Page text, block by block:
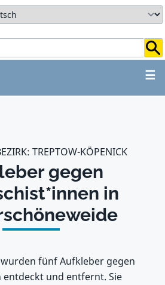
☰
ZUM HAUPTBEREICH
TREPTOW-KÖPENICK
gegen
in
fünf Aufkleber gegen
und entfernt. Sie